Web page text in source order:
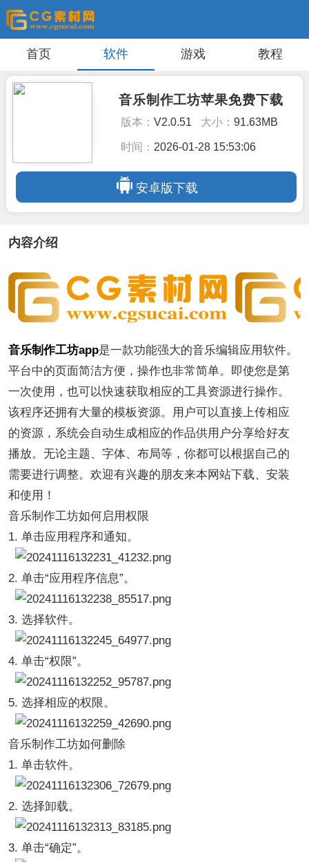
首页 软件 游戏 教程
音乐制作工坊苹果免费下载
版本： V2.0.51 大小：91.63MB
时间： 2026-01-28 15:53:06
安卓版下载
内容介绍
音乐制作工坊app是一款功能强大的音乐编辑应用软件。
平台中的页面简洁方便，操作也非常简单。即使您是第
一次使用，也可以快速获取相应的工具资源进行操作。
该程序还拥有大量的模板资源。用户可以直接上传相应
的资源，系统会自动生成相应的作品供用户分享给好友
播放。无论主题、字体、布局等，你都可以根据自己的
需要进行调整。欢迎有兴趣的朋友来本网站下载、安装
和使用！
音乐制作工坊如何启用权限
1. 单击应用程序和通知。
2. 单击“应用程序信息”。
3. 选择软件。
4. 单击“权限”。
5. 选择相应的权限。
音乐制作工坊如何删除
1. 单击软件。
2. 选择卸载。
3. 单击“确定”。